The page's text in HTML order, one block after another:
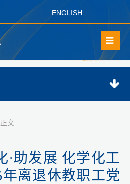
ENGLISH
正文
·助发展 化学化工
年离退休教职工党